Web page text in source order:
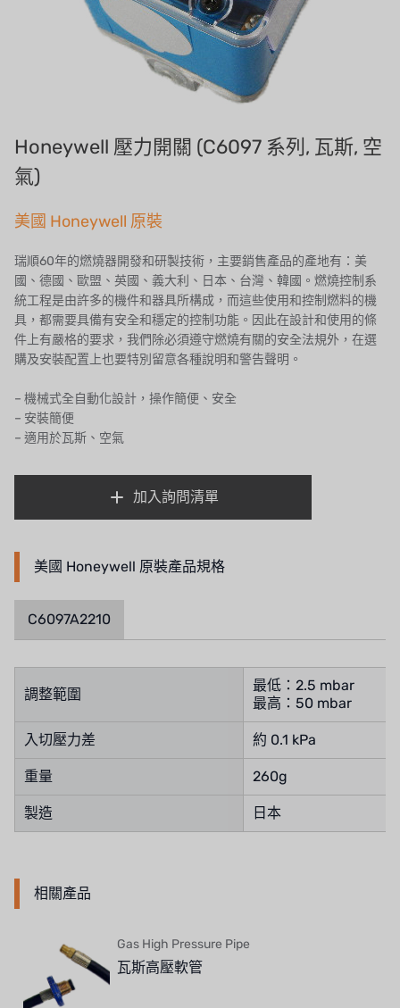
美國 PENTAIR
德國 SIEMENS
丹麥 DANFOSS
法國 SUNTEC
英國 PUROLITE
日本 NOP
日本 OLYMPIA
日本 KATSURA
義大利 BRAHMA
SAGINOMIYA
OLTREMARE
NIPCON
TROCHOID
國產
WAVE CYBER
BOSCHINI
Honeywell 壓力開關 (C6097 系列, 瓦斯, 空
氣)
美國 Honeywell 原裝
瑞順60年的燃燒器開發和研製技術，主要銷售產品的產地有：美
國、德國、歐盟、英國、義大利、日本、台灣、韓國。燃燒控制系
統工程是由許多的機件和器具所構成，而這些使用和控制燃料的機
具，都需要具備有安全和穩定的控制功能。因此在設計和使用的條
件上有嚴格的要求，我們除必須遵守燃燒有關的安全法規外，在選
購及安裝配置上也要特別留意各種說明和警告聲明。
– 機械式全自動化設計，操作簡便、安全
– 安裝簡便
– 適用於瓦斯、空氣
加入詢問清單
美國 Honeywell 原裝產品規格
C6097A2210
調整範圍
最低：2.5 mbar
最高：50 mbar
入切壓力差 約 0.1 kPa
重量 260g
製造 日本
相關產品
Gas High Pressure Pipe
瓦斯高壓軟管